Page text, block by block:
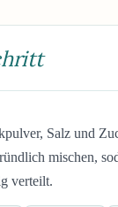
Salz und
mischen,
verteilt.